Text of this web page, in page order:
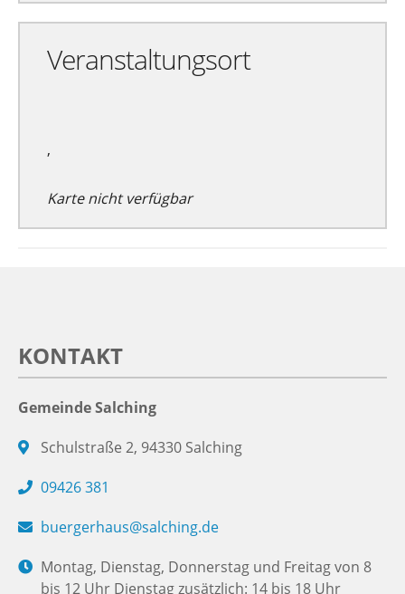
Veranstaltungsort
,
Karte nicht verfügbar
KONTAKT
Gemeinde Salching
Schulstraße 2, 94330 Salching
09426 381
buergerhaus@salching.de
Montag, Dienstag, Donnerstag und Freitag von 8
bis 12 Uhr Dienstag zusätzlich: 14 bis 18 Uhr